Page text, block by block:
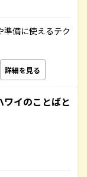
備に使えるテク
詳細を見る
ワイのことばと